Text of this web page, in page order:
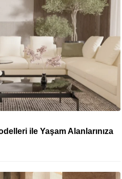
ile Yaşam Alanlarınıza